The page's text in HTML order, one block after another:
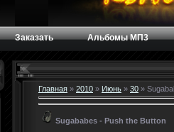
Заказать Альбомы МП3
Главная » 2010 » Июнь » 30 »
Sugababes - Push the Button